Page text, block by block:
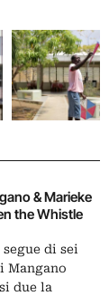
& Marieke
the Whistle
di sei
Mangano
due la